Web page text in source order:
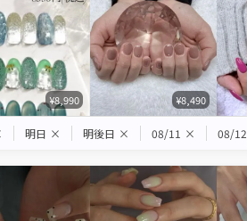
¥8,990 ¥8,490
明日 × 明後日 × 08/11 × 08/12